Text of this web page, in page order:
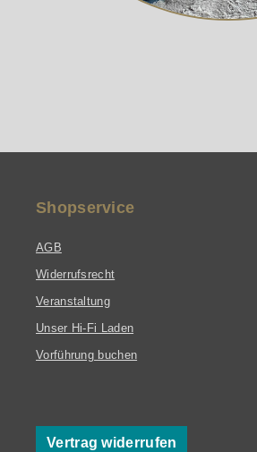
Shopservice
AGB
Widerrufsrecht
Veranstaltung
Unser Hi-Fi Laden
Vorführung buchen
Vertrag widerrufen